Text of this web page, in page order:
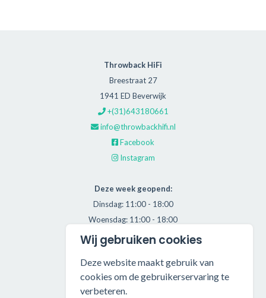
Throwback HiFi
Breestraat 27
1941 ED Beverwijk
+(31)643180661
info@throwbackhifi.nl
Facebook
Instagram
Deze week geopend:
Dinsdag: 11:00 - 18:00
Woensdag: 11:00 - 18:00
Donderdag: 11:00 - 21:00
Zaterdag: 11:00 - 17:00
Alle getoonde prijzen zijn incl. BTW.
Wij gebruiken cookies
Deze website maakt gebruik van
cookies om de gebruikerservaring te
verbeteren.